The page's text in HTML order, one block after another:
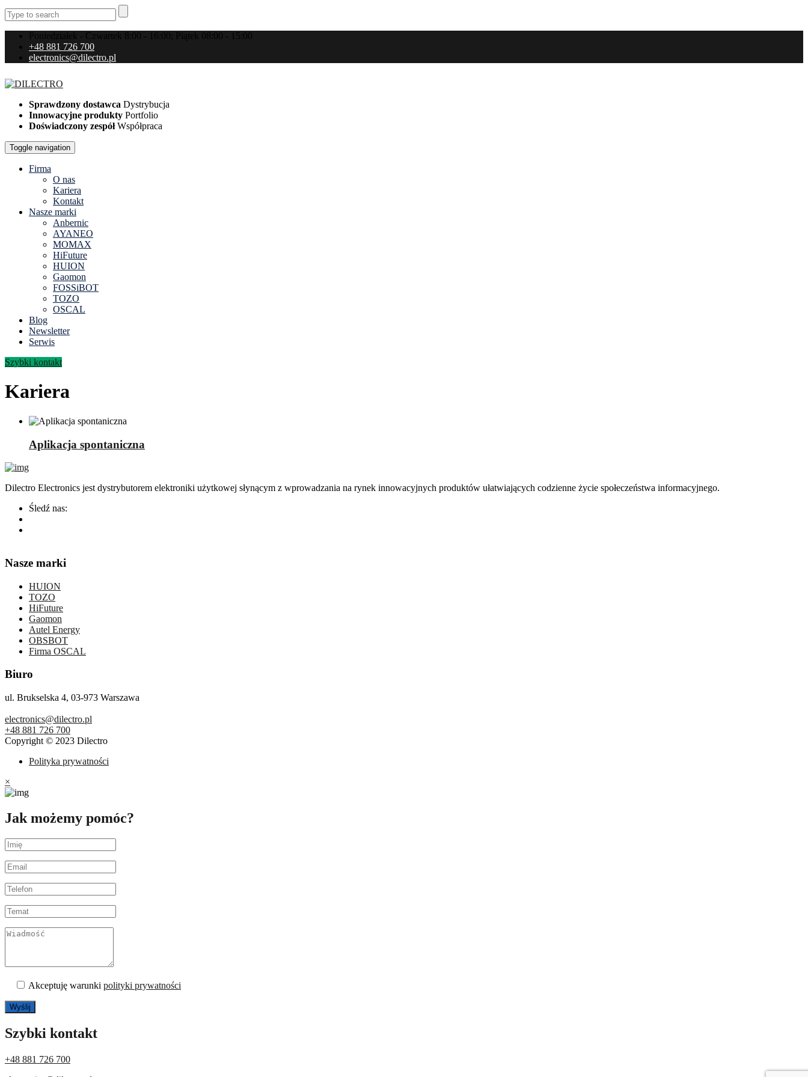
Poniedziałek - Czwartek 8:00 - 16:00; Piątek 08:00 - 15:00
+48 881 726 700
electronics@dilectro.pl
Sprawdzony dostawca Dystrybucja
Innowacyjne produkty Portfolio
Doświadczony zespół Współpraca
Toggle navigation
Firma
O nas
Kariera
Kontakt
Nasze marki
Anbernic
AYANEO
MOMAX
HiFuture
HUION
Gaomon
FOSSiBOT
TOZO
OSCAL
Blog
Newsletter
Serwis
Szybki kontakt
Kariera
Aplikacja spontaniczna
Dilectro Electronics jest dystrybutorem elektroniki użytkowej słynącym z wprowadzania na rynek innowacyjnych produktów ułatwiających codzienne życie społeczeństwa informacyjnego.
Śledź nas:
Nasze marki
HUION
TOZO
HiFuture
Gaomon
Autel Energy
OBSBOT
Firma OSCAL
Biuro
ul. Brukselska 4, 03-973 Warszawa
electronics@dilectro.pl
+48 881 726 700
Copyright © 2023 Dilectro
Polityka prywatności
×
Jak możemy pomóc?
Akceptuję warunki polityki prywatności
Szybki kontakt
+48 881 726 700